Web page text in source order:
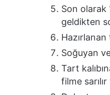
Son olarak
geldikten
Soğuyan
Tart
filme